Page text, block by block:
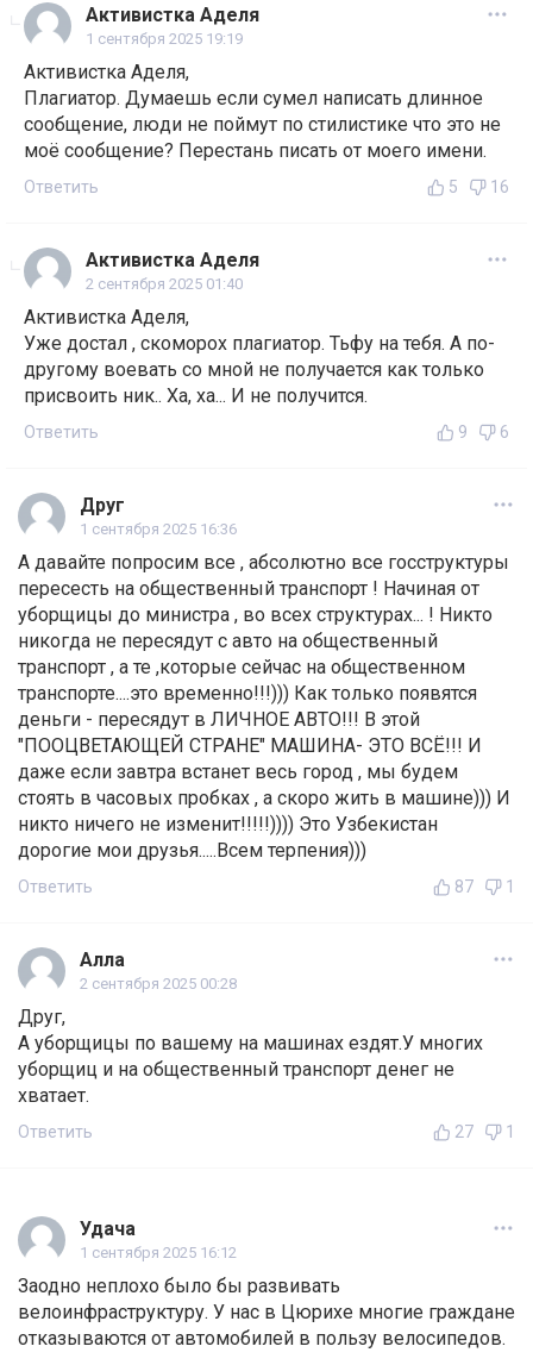
Активистка Аделя
1 сентября 2025 19:19
Активистка Аделя,
Плагиатор. Думаешь если сумел написать длинное
сообщение, люди не поймут по стилистике что это не
моё сообщение? Перестань писать от моего имени.
Ответить 5 16
Активистка Аделя
2 сентября 2025 01:40
Активистка Аделя,
Уже достал , скоморох плагиатор. Тьфу на тебя. А по-
другому воевать со мной не получается как только
присвоить ник.. Ха, ха... И не получится.
Ответить 9 6
Друг
1 сентября 2025 16:36
А давайте попросим все , абсолютно все госструктуры
пересесть на общественный транспорт ! Начиная от
уборщицы до министра , во всех структурах... ! Никто
никогда не пересядут с авто на общественный
транспорт , а те ,которые сейчас на общественном
транспорте....это временно!!!))) Как только появятся
деньги - пересядут в ЛИЧНОЕ АВТО!!! В этой
"ПООЦВЕТАЮЩЕЙ СТРАНЕ" МАШИНА- ЭТО ВСЁ!!! И
даже если завтра встанет весь город , мы будем
стоять в часовых пробках , а скоро жить в машине))) И
никто ничего не изменит!!!!!)))) Это Узбекистан
дорогие мои друзья.....Всем терпения)))
Ответить 87 1
Алла
2 сентября 2025 00:28
Друг,
А уборщицы по вашему на машинах ездят.У многих
уборщиц и на общественный транспорт денег не
хватает.
Ответить 27 1
Удача
1 сентября 2025 16:12
Заодно неплохо было бы развивать
велоинфраструктуру. У нас в Цюрихе многие граждане
отказываются от автомобилей в пользу велосипедов.